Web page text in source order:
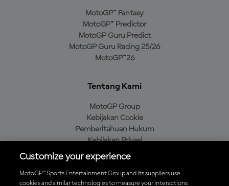
MotoGP™ Fantasy
MotoGP™ Predictor
MotoGP Guru Predict
MotoGP Guru Racing 25/26
MotoGP™26
Tentang Kami
MotoGP Group
Kebijakan Cookie
Pemberitahuan Hukum
Kebijakan Privasi
Kebijakan Pembelian
Customize your experience
MotoGP™ Sports Entertainment Group and its suppliers use
cookies and similar technologies to measure your interactions